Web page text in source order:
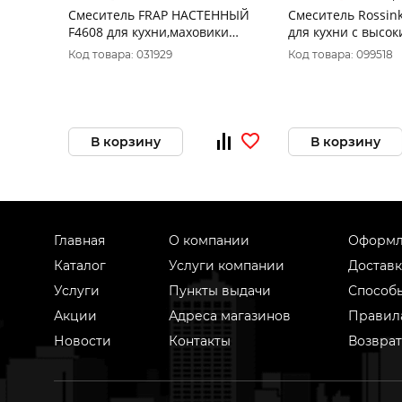
Смеситель FRAP НАСТЕННЫЙ
F4608 для кухни,маховики
крест,ИЗЛИВ 20см. СНИЗУ,
силуминовый корпус
Код товара: 031929
В корзину
Смеситель
для кухни с
поворотным
Акция
Код товара: 099518
В корзину
Главная
Каталог
Услуги
Акции
Новости
О компании
Услуги компании
Пункты выдачи
Адреса магазинов
Контакты